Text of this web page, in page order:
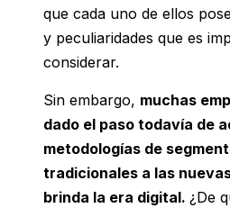
que cada uno de ellos
y peculiaridades que es
considerar.
Sin embargo, muchas
dado el paso todavía de
metodologías de
tradicionales a las
brinda la era digital. ¿De